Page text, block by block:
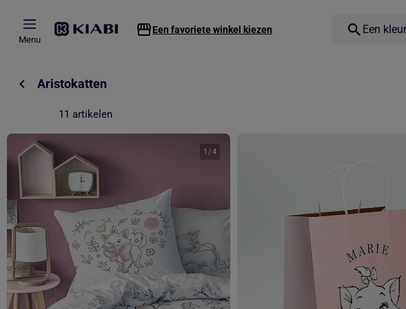
Menu
Een favoriete winkel kiezen
Aristokatten
11 artikelen
1 /4